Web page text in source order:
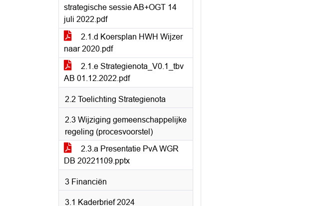
strategische sessie AB+OGT 14
juli 2022.pdf
2.1.d Koersplan HWH Wijzer
naar 2020.pdf
2.1.e Strategienota_V0.1_tbv
AB 01.12.2022.pdf
2.2 Toelichting Strategienota
2.3 Wijziging gemeenschappelijke
regeling (procesvoorstel)
2.3.a Presentatie PvA WGR
DB 20221109.pptx
3 Financiën
3.1 Kaderbrief 2024